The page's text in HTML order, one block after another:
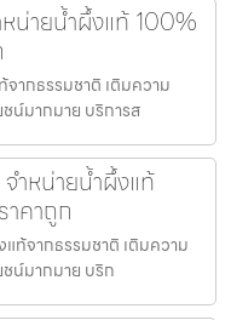
น่ายน้ำผึ้งแท้ 100%
ากธรรมชาติ เติมความ
น์มากมาย บริการส
ำหน่ายน้ำผึ้งแท้
คาถูก
ท้จากธรรมชาติ เติมความ
ชน์มากมาย บริก